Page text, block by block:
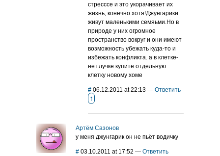
стресссе и это укорачивает их
жизнь, конечно.хотя!Джунгарики
живут маленькими семяьми.Но в
природе у них огромное
пространство вокруг и они имеют
возможность убежать куда-то и
избежать конфликта. а в клетке-
нет.лучке купите отдельную
клетку новому хоме
# 06.12.2011 at 22:13 — Ответить
↑
Артём Сазонов
у меня джунгарик он не пьёт водичку
# 03.10.2011 at 17:52 — Ответить